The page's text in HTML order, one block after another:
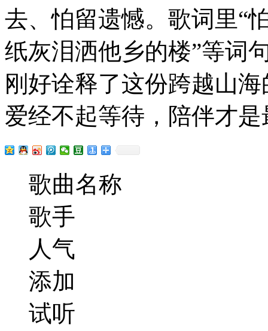
去、怕留遗憾。歌词里“
纸灰泪洒他乡的楼”等词
刚好诠释了这份跨越山
爱经不起等待，陪伴才
歌曲名称
歌手
人气
添加
试听